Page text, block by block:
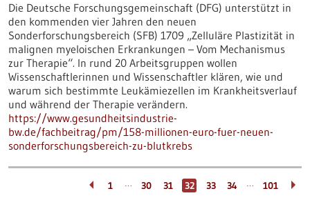
Die Deutsche Forschungsgemeinschaft (DFG) unterstützt in
den kommenden vier Jahren den neuen
Sonderforschungsbereich (SFB) 1709 „Zelluläre Plastizität in
malignen myeloischen Erkrankungen – Vom Mechanismus
zur Therapie“. In rund 20 Arbeitsgruppen wollen
Wissenschaftlerinnen und Wissenschaftler klären, wie und
warum sich bestimmte Leukämiezellen im Krankheitsverlauf
und während der Therapie verändern.
https://www.gesundheitsindustrie-
bw.de/fachbeitrag/pm/158-millionen-euro-fuer-neuen-
sonderforschungsbereich-zu-blutkrebs
1 … 30 31 32 33 34 … 101